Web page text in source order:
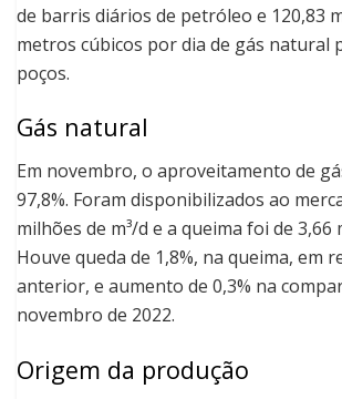
de barris diários de petróleo e 120,83
metros cúbicos por dia de gás natural
poços.
Gás natural
Em novembro, o aproveitamento de
97,8%. Foram disponibilizados ao
milhões de m³/d e a queima foi de 3,66
Houve queda de 1,8%, na queima, em
anterior, e aumento de 0,3% na
novembro de 2022.
Origem da produção